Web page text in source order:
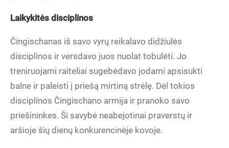
Laikykitės disciplinos
Čingischanas iš savo vyrų reikalavo didžiulės
disciplinos ir versdavo juos nuolat tobulėti. Jo
treniruojami raiteliai sugebėdavo jodami apsisukti
balne ir paleisti į priešą mirtiną strėlę. Dėl tokios
disciplinos Čingischano armija ir pranoko savo
priešininkes. Ši savybė neabejotinai praverstų ir
aršioje šių dienų konkurencinėje kovoje.